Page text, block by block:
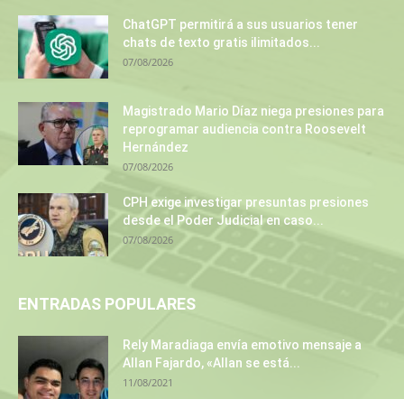
ChatGPT permitirá a sus usuarios tener
chats de texto gratis ilimitados...
07/08/2026
Magistrado Mario Díaz niega presiones para
reprogramar audiencia contra Roosevelt
Hernández
07/08/2026
CPH exige investigar presuntas presiones
desde el Poder Judicial en caso...
07/08/2026
ENTRADAS POPULARES
Rely Maradiaga envía emotivo mensaje a
Allan Fajardo, «Allan se está...
11/08/2021